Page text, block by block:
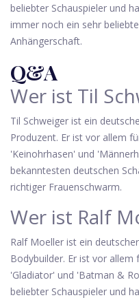
beliebter Schauspieler und
immer noch ein sehr
Anhängerschaft.
Q&A
Wer ist Til
Til Schweiger ist ein
Produzent. Er ist vor allem
'Keinohrhasen' und
bekanntesten deutschen
richtiger Frauenschwarm.
Wer ist Ralf
Ralf Moeller ist ein
Bodybuilder. Er ist vor allem
'Gladiator' und 'Batman &
beliebter Schauspieler und